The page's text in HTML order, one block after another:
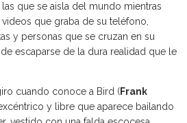
que se aisla del mundo mientras
que graba de su teléfono,
y personas que se cruzan en su
escaparse de la dura realidad que le
cuando conoce a Bird (Frank
y libre que aparece bailando